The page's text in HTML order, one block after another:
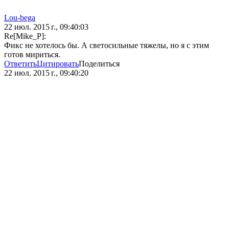
Lou-bega
22 июл. 2015 г., 09:40:03
Re[Mike_P]:
Фикс не хотелось бы. А светосильные тяжелы, но я с этим
готов мириться.
ОтветитьЦитироватьПоделиться
22 июл. 2015 г., 09:40:20